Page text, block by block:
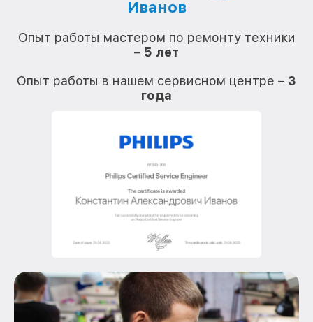
Иванов
Опыт работы мастером по ремонту техники
– 5 лет
Опыт работы в нашем сервисном центре – 3
года